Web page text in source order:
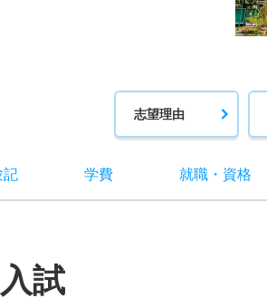
志望理由
記 学費 就職・ 資格
試